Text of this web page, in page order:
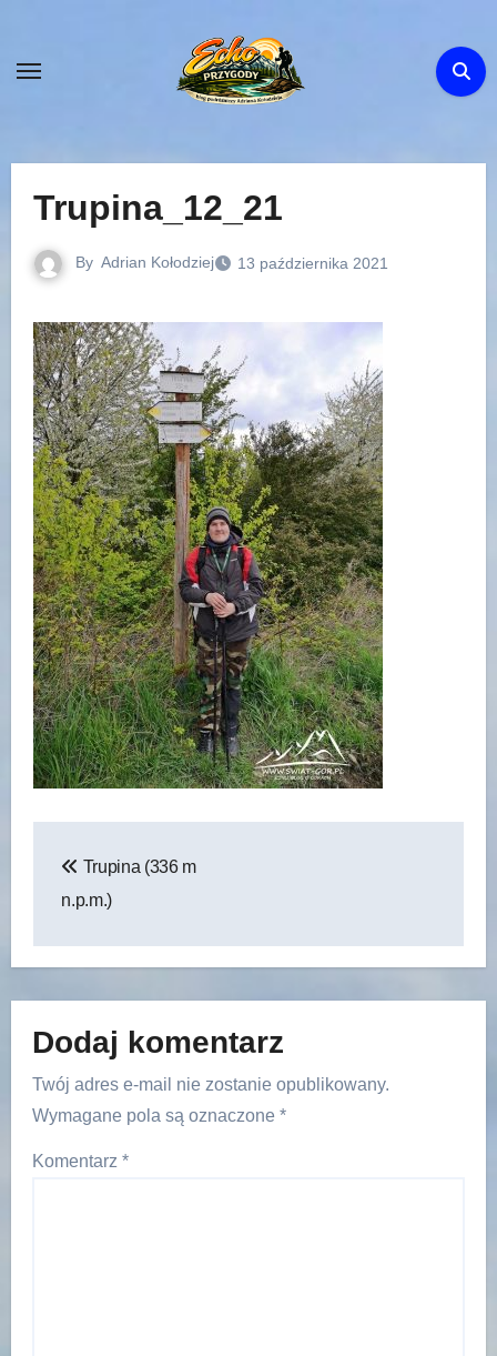
content
Trupina_12_21
By Adrian Kołodziej 13 października 2021
wpisu
Trupina (336 m
n.p.m.)
Dodaj komentarz
Twój adres e-mail nie zostanie opublikowany.
Wymagane pola są oznaczone *
Komentarz *